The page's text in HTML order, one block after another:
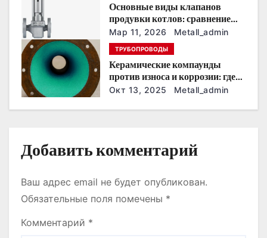
п
и
с
я
Основные виды клапанов
продувки котлов: сравнение
устройств и характеристик
Мар 11, 2026 Metall_admin
ТРУБОПРОВОДЫ
Керамические компаунды
против износа и коррозии: где
они работают эффективнее
Окт 13, 2025 Metall_admin
Добавить комментарий
Ваш адрес email не будет опубликован.
Обязательные поля помечены *
Комментарий *